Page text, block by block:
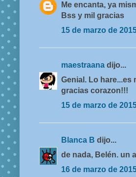
Me encanta, ya
Bss y mil gracias
15 de marzo de
maestraana dijo...
Genial. Lo hare...es
gracias corazon!!!
15 de marzo de
Blanca B dijo...
de nada, Belén. un
16 de marzo de